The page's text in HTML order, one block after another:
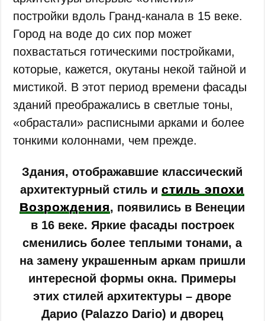
постройки вдоль Гранд-канала в 15 веке.
Город на воде до сих пор может
похвастаться готическими постройками,
которые, кажется, окутаны некой тайной и
мистикой. В этот период времени фасады
зданий преображались в светлые тоны,
«обрастали» расписными арками и более
тонкими колоннами, чем прежде.
Здания, отображавшие классический
архитектурный стиль истиль эпохи
Возрождения, появились в Венеции
в 16 веке. Яркие фасады построек
сменились более теплыми тонами, а
на замену украшенным аркам пришли
интересной формы окна. Примеры
этих стилей архитектуры – дворе
Дарио (Palazzo Dario) и дворец